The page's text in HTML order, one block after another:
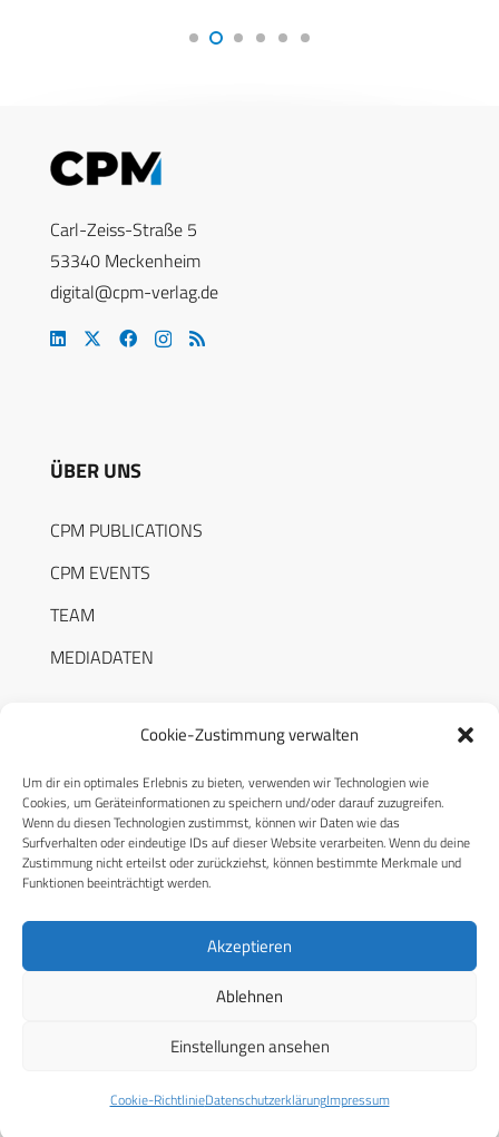
Cookie-Zustimmung verwalten
Um dir ein optimales Erlebnis zu bieten, verwenden wir Technologien wie
Cookies, um Geräteinformationen zu speichern und/oder darauf zuzugreifen.
Wenn du diesen Technologien zustimmst, können wir Daten wie das
Surfverhalten oder eindeutige IDs auf dieser Website verarbeiten. Wenn du deine
Zustimmung nicht erteilst oder zurückziehst, können bestimmte Merkmale und
Funktionen beeinträchtigt werden.
Akzeptieren
Ablehnen
Einstellungen ansehen
Cookie-RichtlinieDatenschutzerklärungImpressum
Carl-Zeiss-Straße 5
53340 Meckenheim
digital@cpm-verlag.de
ÜBER UNS
CPM PUBLICATIONS
CPM EVENTS
TEAM
MEDIADATEN
RECHTLICHES
Datenschutzerklärung
Cookie-Richtlinie (EU)
© 2026 CPM GmbH – Alle Rechte vorbehalten